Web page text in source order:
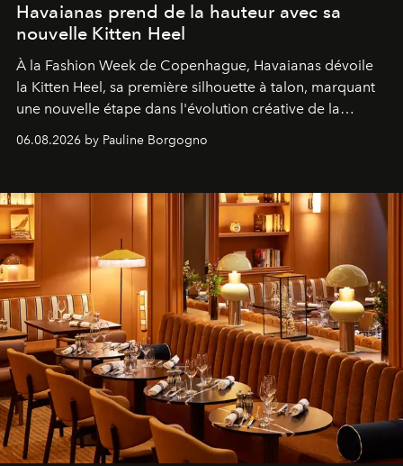
Havaianas prend de la hauteur avec sa
nouvelle Kitten Heel
À la Fashion Week de Copenhague, Havaianas dévoile
la Kitten Heel, sa première silhouette à talon, marquant
une nouvelle étape dans l'évolution créative de la
06.08.2026 by Pauline Borgogno